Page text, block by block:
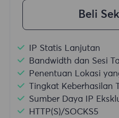
Beli
IP Statis Lanjutan
Bandwidth dan Sesi
Penentuan Lokasi
Tingkat Keberhasilan
Sumber Daya IP
HTTP(S)/SOCKS5